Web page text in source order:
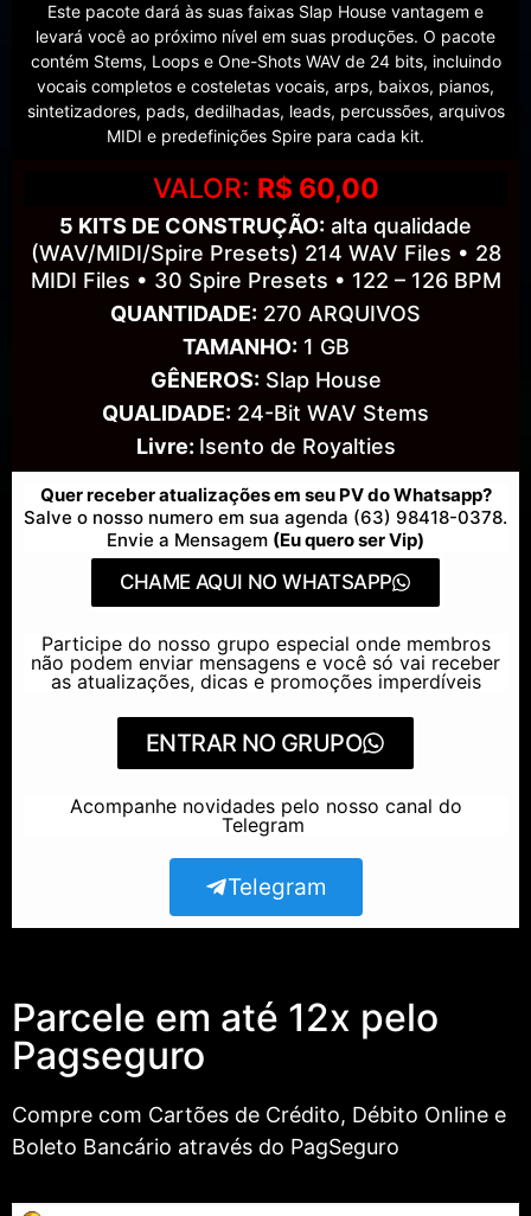
Este pacote dará às suas faixas Slap House vantagem e
levará você ao próximo nível em suas produções. O pacote
contém Stems, Loops e One-Shots WAV de 24 bits, incluindo
vocais completos e costeletas vocais, arps, baixos, pianos,
sintetizadores, pads, dedilhadas, leads, percussões, arquivos
MIDI e predefinições Spire para cada kit.
VALOR: R$ 60,00
5 KITS DE CONSTRUÇÃO: alta qualidade
(WAV/MIDI/Spire Presets) 214 WAV Files • 28
MIDI Files • 30 Spire Presets • 122 – 126 BPM
QUANTIDADE: 270 ARQUIVOS
TAMANHO:1 GB
GÊNEROS:Slap House
QUALIDADE: 24-Bit WAV Stems
Livre: Isento de Royalties
Quer receber atualizações em seu PV do Whatsapp?
Salve o nosso numero em sua agenda (63) 98418-0378.
Envie a Mensagem (Eu quero ser Vip)
CHAME AQUI NO WHATSAPP
Participe do nosso grupo especial onde membros
não podem enviar mensagens e você só vai receber
as atualizações, dicas e promoções imperdíveis
ENTRAR NO GRUPO
Acompanhe novidades pelo nosso canal do
Telegram
Telegram
Parcele em até 12x pelo
Pagseguro
Compre com Cartões de Crédito, Débito Online e
Boleto Bancário através do PagSeguro